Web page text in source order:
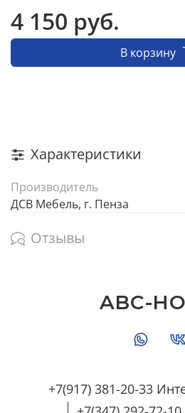
4 150 руб.
В корзину
Характеристики
Производитель
ДСВ Мебель, г. Пенза
Отзывы
+7(917) 381-20-33
ABC-